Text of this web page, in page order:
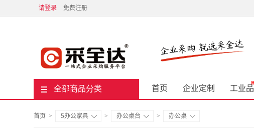
请登录 免费注册
全部商品分类 首页 企业定制 工业品
首页 > 5办公家具 > 办公桌台 > 办公桌